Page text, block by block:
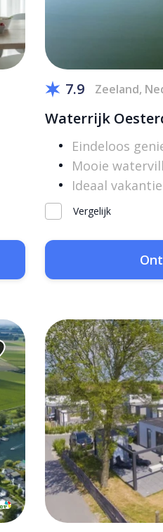
7.9 Zeeland,
Waterrijk
Eindeloos
Mooie
Ideaal
Vergelijk